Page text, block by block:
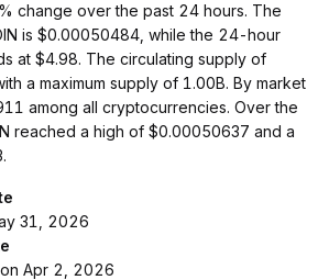
change over the past 24 hours. The
is $0.00050484, while the 24-hour
at $4.98. The circulating supply of
a maximum supply of 1.00B. By market
among all cryptocurrencies. Over the
reached a high of $0.00050637 and a
31, 2026
Apr 2, 2026